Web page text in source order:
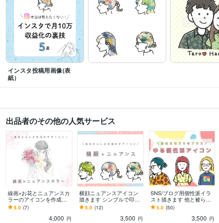
インスタ投稿用画像(表
紙）
出品者のその他の人気サービス
線画×お花とニュアンスカ
ラーのアイコンを作成し
ます 繊細で愛が溢れるイ
ラスト♡花束代込み
5.0 (7)
4,000 円
横顔ニュアンスアイコン
描きます シンプルで印象
的！他と被らない個性派
イラスト
5.0 (12)
3,500 円
SNS/ブログ用個性派イラ
スト描きます 他と被らな
い！印象に残るイラスト
5.0 (50)
3,500 円